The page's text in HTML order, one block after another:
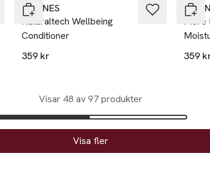
DAVINES
Naturaltech Wellbeing
Conditioner
359 kr
More
359
Visar 48 av 97 produkter
Visa fler